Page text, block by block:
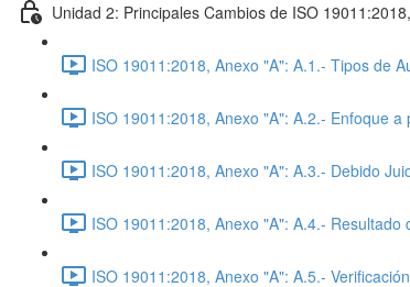
Unidad 2: Principales Cambios de ISO
ISO 19011:2018, Anexo "A": A.1.- Tipos de
ISO 19011:2018, Anexo "A": A.2.- Enfoque
ISO 19011:2018, Anexo "A": A.3.- Debido
ISO 19011:2018, Anexo "A": A.4.-
ISO 19011:2018, Anexo "A": A.5.-